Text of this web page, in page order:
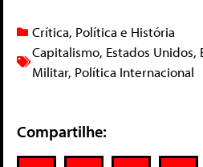
Crítica, Política e História
Capitalismo, Estados Unidos,
Militar, Política Internacional
Compartilhe: